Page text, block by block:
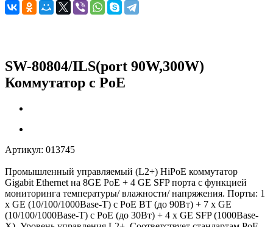
SW-80804/ILS(port 90W,300W)
Коммутатор с PoE
Артикул: 013745
Промышленный управляемый (L2+) HiPoE коммутатор
Gigabit Ethernet на 8GE PoE + 4 GE SFP порта с функцией
мониторинга температуры/ влажности/ напряжения. Порты: 1
x GE (10/100/1000Base-T) с PoE BT (до 90Вт) + 7 x GE
(10/100/1000Base-T) с PoE (до 30Вт) + 4 x GE SFP (1000Base-